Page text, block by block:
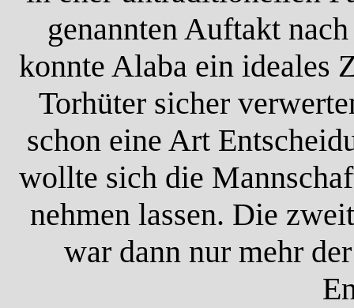
genannten Auftakt
konnte Alaba ein ideales
Torhüter sicher
schon eine Art
wollte sich die
nehmen lassen. Die
war dann nur mehr